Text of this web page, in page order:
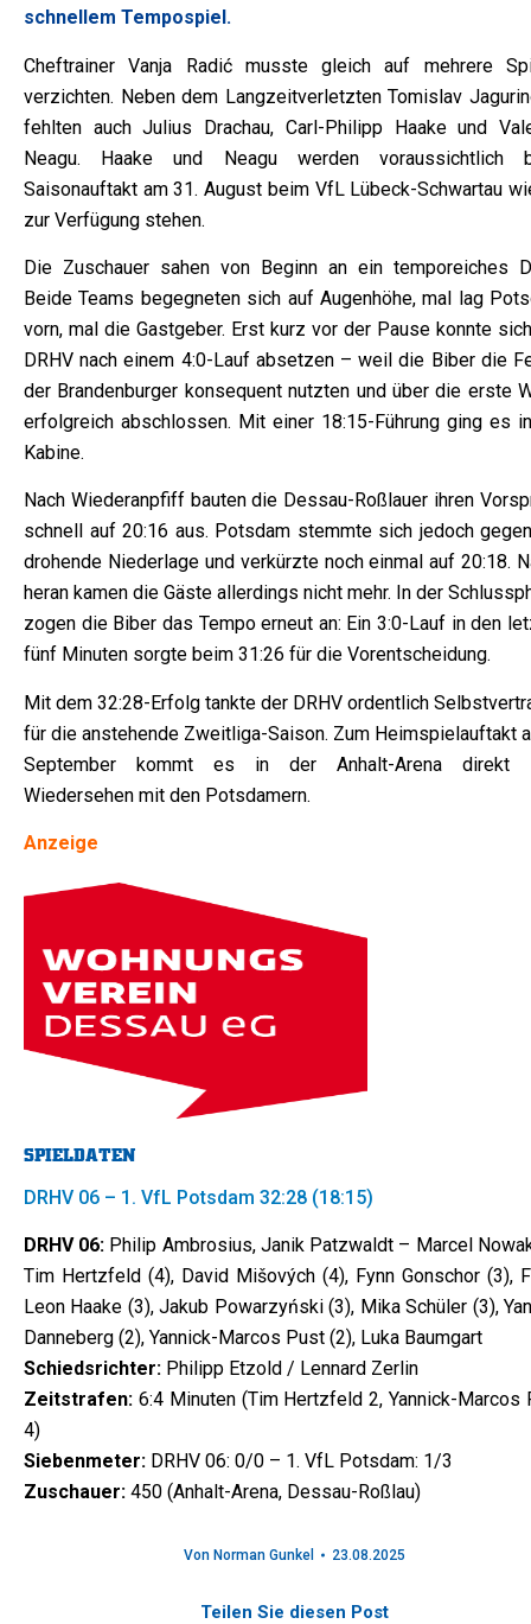
schnellem Tempospiel.
Cheftrainer Vanja Radić musste gleich auf mehrere
verzichten. Neben dem Langzeitverletzten Tomislav
fehlten auch Julius Drachau, Carl-Philipp Haake und
Neagu. Haake und Neagu werden voraussichtlich
Saisonauftakt am 31. August beim VfL Lübeck-Schwartau
zur Verfügung stehen.
Die Zuschauer sahen von Beginn an ein temporeiches
Beide Teams begegneten sich auf Augenhöhe, mal lag
vorn, mal die Gastgeber. Erst kurz vor der Pause konnte
DRHV nach einem 4:0-Lauf absetzen – weil die Biber die
der Brandenburger konsequent nutzten und über die erste
erfolgreich abschlossen. Mit einer 18:15-Führung ging es
Kabine.
Nach Wiederanpfiff bauten die Dessau-Roßlauer ihren
schnell auf 20:16 aus. Potsdam stemmte sich jedoch
drohende Niederlage und verkürzte noch einmal auf 20:18.
heran kamen die Gäste allerdings nicht mehr. In der
zogen die Biber das Tempo erneut an: Ein 3:0-Lauf in den
fünf Minuten sorgte beim 31:26 für die Vorentscheidung.
Mit dem 32:28-Erfolg tankte der DRHV ordentlich
für die anstehende Zweitliga-Saison. Zum Heimspielauftakt
September kommt es in der Anhalt-Arena direkt
Wiedersehen mit den Potsdamern.
Anzeige
SPIELDATEN
DRHV 06 – 1. VfL Potsdam 32:28 (18:15)
DRHV 06: Philip Ambrosius, Janik Patzwaldt – Marcel
Tim Hertzfeld (4), David Mišových (4), Fynn Gonschor (3),
Leon Haake (3), Jakub Powarzyński (3), Mika Schüler (3),
Danneberg (2), Yannick-Marcos Pust (2), Luka Baumgart
Schiedsrichter: Philipp Etzold / Lennard Zerlin
Zeitstrafen: 6:4 Minuten (Tim Hertzfeld 2, Yannick-Marcos
4)
Siebenmeter: DRHV 06: 0/0 – 1. VfL Potsdam: 1/3
Zuschauer: 450 (Anhalt-Arena, Dessau-Roßlau)
Von Norman Gunkel 23.08.2025
Teilen Sie diesen Post